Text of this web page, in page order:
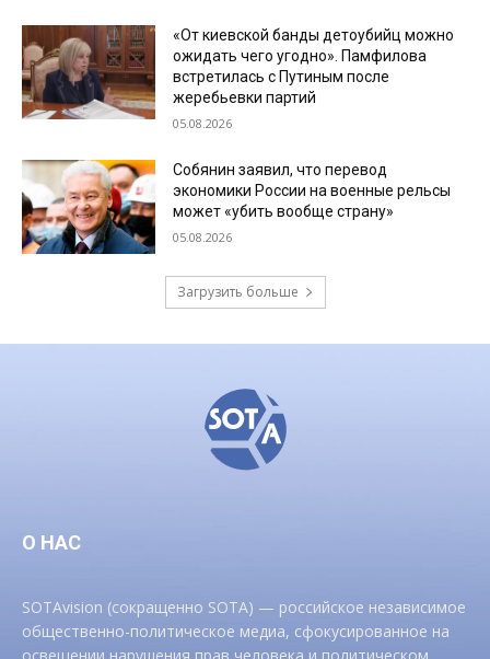
«От киевской банды детоубийц можно
ожидать чего угодно». Памфилова
встретилась с Путиным после
жеребьевки партий
05.08.2026
Собянин заявил, что перевод
экономики России на военные рельсы
может «убить вообще страну»
05.08.2026
Загрузить больше
О НАС
SOTAvision (сокращенно SOTA) — российское независимое
общественно-политическое медиа, сфокусированное на